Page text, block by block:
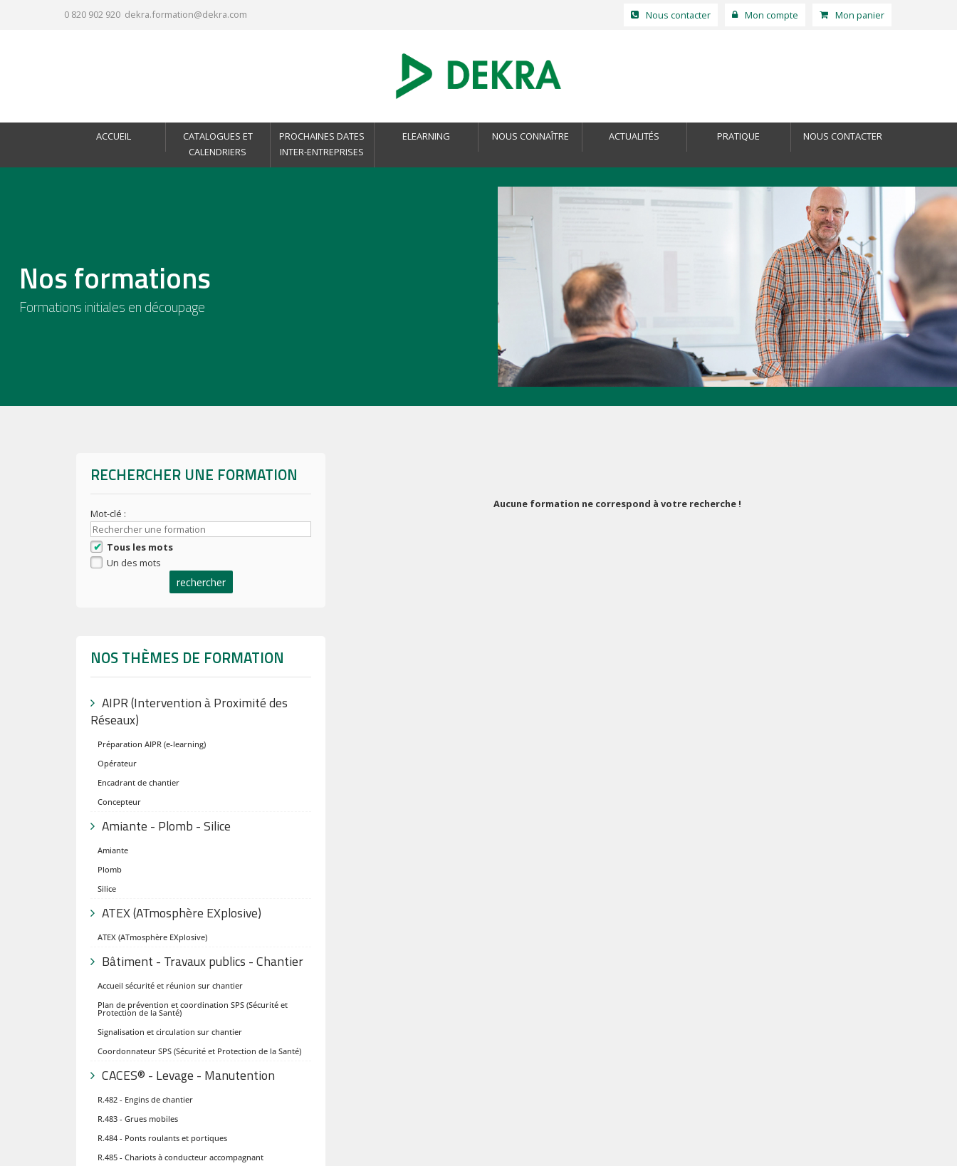
0 820 902 920 dekra.formation@dekra.com Nous contacter Mon compte Mon panier
ACCUEIL
CATALOGUES ET
CALENDRIERS
PROCHAINES DATES
INTER-ENTREPRISES
ELEARNING NOUS CONNAÎTRE ACTUALITÉS PRATIQUE NOUS CONTACTER
Nos formations
Formations initiales en découpage
RECHERCHER UNE FORMATION
Mot-clé :
Tous les mots
Un des mots
rechercher
NOS THÈMES DE FORMATION
AIPR (Intervention à Proximité des
Réseaux)
Préparation AIPR (e-learning)
Opérateur
Encadrant de chantier
Concepteur
Amiante - Plomb - Silice
Amiante
Plomb
Silice
ATEX (ATmosphère EXplosive)
ATEX (ATmosphère EXplosive)
Bâtiment - Travaux publics - Chantier
Accueil sécurité et réunion sur chantier
Plan de prévention et coordination SPS (Sécurité et
Protection de la Santé)
Signalisation et circulation sur chantier
Coordonnateur SPS (Sécurité et Protection de la Santé)
CACES® - Levage - Manutention
R.482 - Engins de chantier
R.483 - Grues mobiles
R.484 - Ponts roulants et portiques
R.485 - Chariots à conducteur accompagnant
Aucune formation ne correspond à votre recherche !